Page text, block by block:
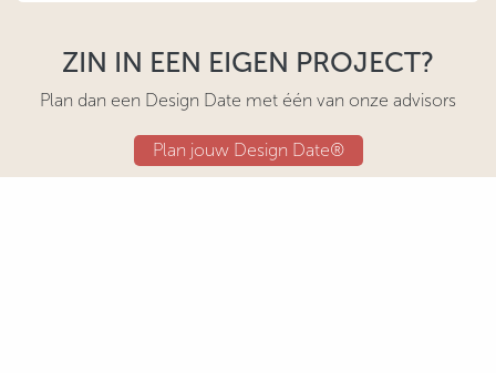
ZIN IN EEN EIGEN PROJECT?
Plan dan een Design Date met één van onze advisors
Plan jouw Design Date®